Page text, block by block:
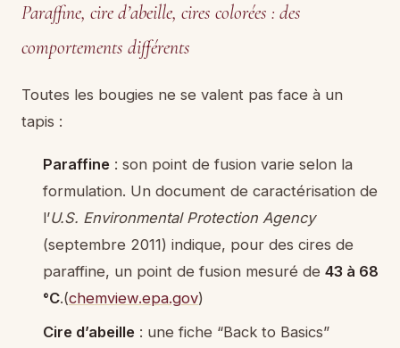
Paraffine, cire d’abeille, cires colorées : des
comportements différents
Toutes les bougies ne se valent pas face à un
tapis :
Paraffine: son point de fusion varie selon la
formulation. Un document de caractérisation de
l’U.S. Environmental Protection Agency
(septembre 2011) indique, pour des cires de
paraffine, un point de fusion mesuré de 43 à 68
°C.(chemview.epa.gov)
Cire d’abeille: une fiche “Back to Basics”